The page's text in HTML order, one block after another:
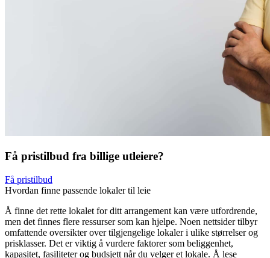
Få pristilbud fra billige utleiere?
Få pristilbud
Hvordan finne passende lokaler til leie
Å finne det rette lokalet for ditt arrangement kan være utfordrende,
men det finnes flere ressurser som kan hjelpe. Noen nettsider tilbyr
omfattende oversikter over tilgjengelige lokaler i ulike størrelser og
prisklasser. Det er viktig å vurdere faktorer som beliggenhet,
kapasitet, fasiliteter og budsjett når du velger et lokale. Å lese